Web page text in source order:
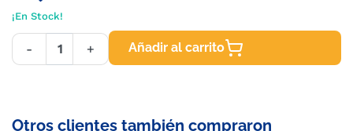
¡En Stock!
- + Añadir al carrito
Otros clientes también compraron